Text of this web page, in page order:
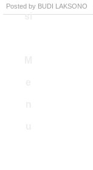
si
Posted by BUDI LAKSONO